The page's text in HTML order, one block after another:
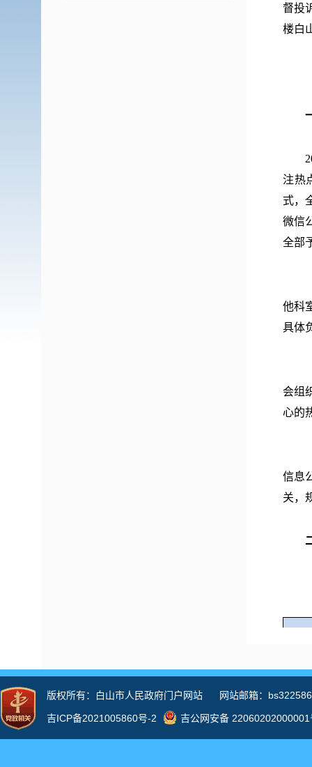
督投
楼白
注热
式，
微信
全部
他科
具体
会组
心的
信息
关，